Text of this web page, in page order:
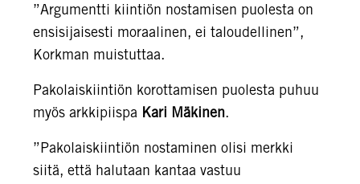
”Argumentti kiintiön nostamisen puolesta on
ensisijaisesti moraalinen, ei taloudellinen”,
Korkman muistuttaa.
Pakolaiskiintiön korottamisen puolesta puhuu
myös arkkipiispa Kari Mäkinen.
”Pakolaiskiintiön nostaminen olisi merkki
siitä, että halutaan kantaa vastuu